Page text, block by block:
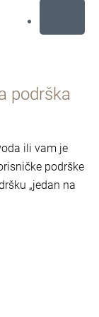
podrška
ili vam je
podrške
„jedan na